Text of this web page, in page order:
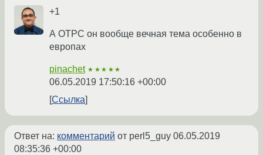
+1
А ОТРС он вообще вечная тема особенно в
европах
pinachet ★★★★★
06.05.2019 17:50:16 +00:00
Ссылка
Ответ на: комментарий от perl5_guy 06.05.2019
08:35:36 +00:00